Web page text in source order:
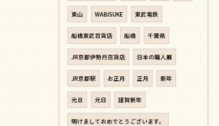
東山 WABISUKE 東武電鉄
船橋東武百貨店 船橋 千葉県
JR京都伊勢丹百貨店 日本の職人展
JR京都駅 お正月 正月 新年
元旦 元日 謹賀新年
明けましておめでとうございます。